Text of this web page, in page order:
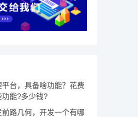
台，具备啥功能？花费
功能?多少钱?
路几何，开发一个有哪